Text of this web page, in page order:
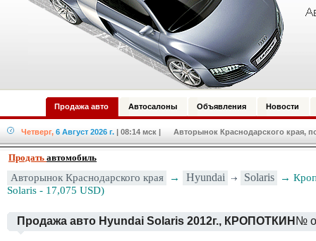
Продажа авто Автосалоны Объявления Новости
Четверг, 6 Август 2026 г. | 08:14 мск | Авторынок Краснодарского края,
Продать автомобиль
Авторынок Краснодарского края → Hyundai Solaris
→
Solaris - 17,075 USD)
Продажа авто Hyundai Solaris 2012г., КРОПОТКИН №